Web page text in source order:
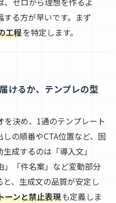
する方が早いです。まず
工程を特定します。
けるか、テンプレの型
決め、1通のテンプレート
の順番やCTA位置など、固
成するのは「導入文」
」「件名案」など変動部分
、生成文の品質が安定し
ーンと禁止表現も定義しま